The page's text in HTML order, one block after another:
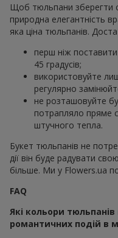
Щоб тюльпани зберегти
природна елегантність
яка ціна тюльпанів.
перш ніж поставити
45 градусів;
використовуйте
регулярно
не розташовуйте
потрапляло пряме
штучного тепла.
Букет тюльпанів не
дії він буде радувати
більше. Ми у Flowers.ua
FAQ
Які кольори
романтичних подій в